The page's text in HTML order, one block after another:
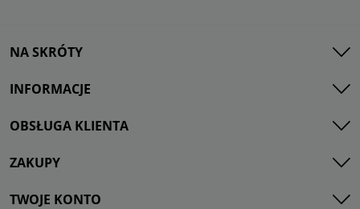
NA SKRÓTY
INFORMACJE
OBSŁUGA KLIENTA
ZAKUPY
TWOJE KONTO